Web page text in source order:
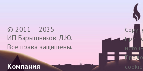
© 2011 – 2025
ИП Барышников Д.Ю.
Все права защищены.
Компания
При